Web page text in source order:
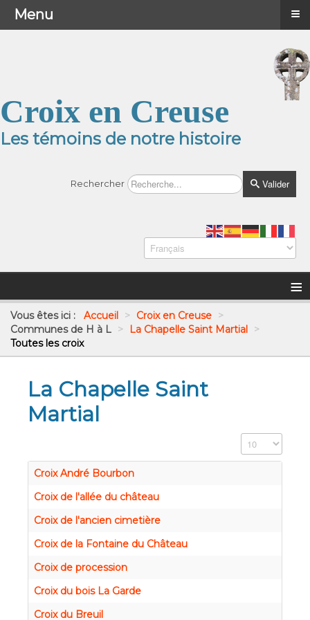
Croix en Creuse
Les témoins de notre histoire
Rechercher Valider
≡
Vous êtes ici : Accueil > Croix en Creuse >
Communes de H à L > La Chapelle Saint Martial
>
Toutes les croix
La Chapelle Saint
Martial
Affichage #
Croix André Bourbon
Croix de l'allée du château
Croix de l'ancien cimetière
Croix de la Fontaine du Château
Croix de procession
Croix du bois La Garde
Croix du Breuil
Menu ≡
Menu ≡